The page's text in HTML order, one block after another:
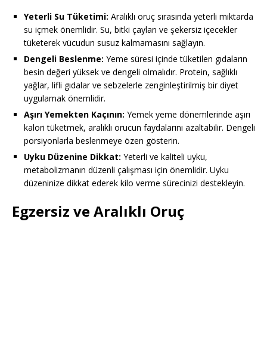
Yeterli Su Tüketimi: Aralıklı oruç sırasında yeterli miktarda
su içmek önemlidir. Su, bitki çayları ve şekersiz içecekler
tüketerek vücudun susuz kalmamasını sağlayın.
Dengeli Beslenme: Yeme süresi içinde tüketilen gıdaların
besin değeri yüksek ve dengeli olmalıdır. Protein, sağlıklı
yağlar, lifli gıdalar ve sebzelerle zenginleştirilmiş bir diyet
uygulamak önemlidir.
Aşırı Yemekten Kaçının: Yemek yeme dönemlerinde aşırı
kalori tüketmek, aralıklı orucun faydalarını azaltabilir. Dengeli
porsiyonlarla beslenmeye özen gösterin.
Uyku Düzenine Dikkat: Yeterli ve kaliteli uyku,
metabolizmanın düzenli çalışması için önemlidir. Uyku
düzeninize dikkat ederek kilo verme sürecinizi destekleyin.
Egzersiz ve Aralıklı Oruç